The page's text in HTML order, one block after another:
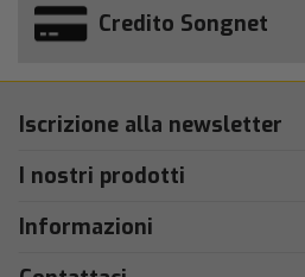
Credito Songnet
Iscrizione alla newsletter
I nostri prodotti
Informazioni